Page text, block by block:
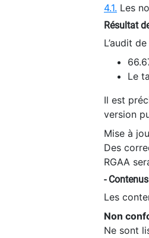
4.1. Les
Résultat
L’audit
Le
Il est
version
Mise à
Des
RGAA
-
Les
Non
Ne sont